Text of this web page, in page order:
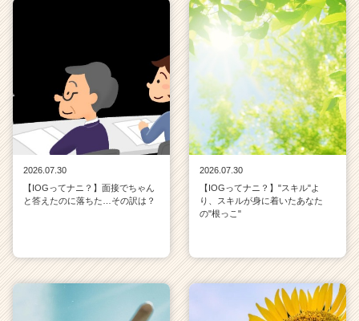
2026.07.30
【IOGってナニ？】面接でちゃん
と答えたのに落ちた…その訳は？
2026.07.30
【IOGってナニ？】"スキル"よ
り、スキルが身に着いたあなた
の"根っこ"